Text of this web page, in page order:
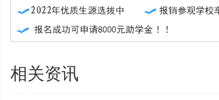
相关资讯